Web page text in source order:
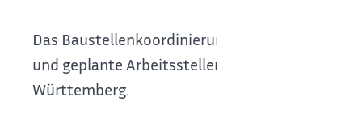
Das Baustellenkoordinierungs- und
und geplante Arbeitsstellen auf dem
Württemberg.